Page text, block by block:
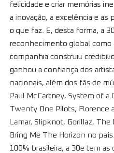
felicidade e criar memórias
a inovação, a excelência e as
o que faz. E, desta forma, a
reconhecimento global como
companhia construiu
ganhou a confiança dos
nacionais, além dos fãs de
Paul McCartney, System of a
Twenty One Pilots, Florence
Lamar, Slipknot, Gorillaz, The
Bring Me The Horizon no
100% brasileira, a 30e tem as